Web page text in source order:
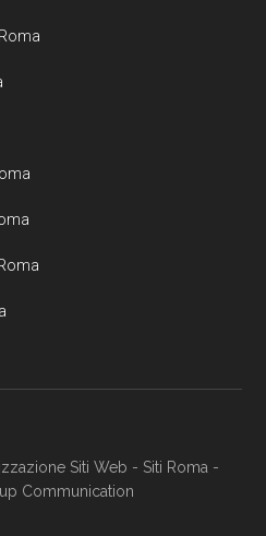
Siti Web - Siti Roma -
Communication